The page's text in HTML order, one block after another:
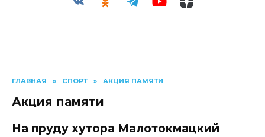
ГЛАВНАЯ » СПОРТ » АКЦИЯ ПАМЯТИ
Акция памяти
На пруду хутора Малотокмацкий